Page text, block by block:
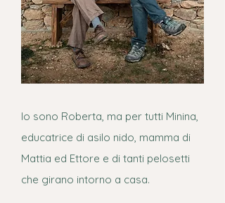
Io sono Roberta, ma per tutti Minina,
educatrice di asilo nido, mamma di
Mattia ed Ettore e di tanti pelosetti
che girano intorno a casa.